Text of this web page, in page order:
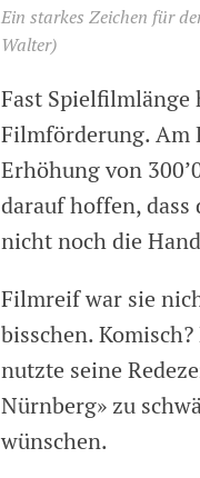
Ein starkes Zeichen für
Walter)
Fast Spielfilmlänge
Filmförderung. Am
Erhöhung von
darauf hoffen, dass
nicht noch die
Filmreif war sie
bisschen.
nutzte seine
Nürnberg» zu
wünschen.